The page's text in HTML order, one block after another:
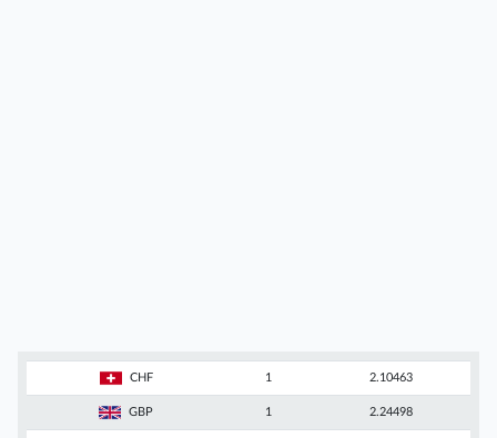
CHF 1 2.10463
GBP 1 2.24498